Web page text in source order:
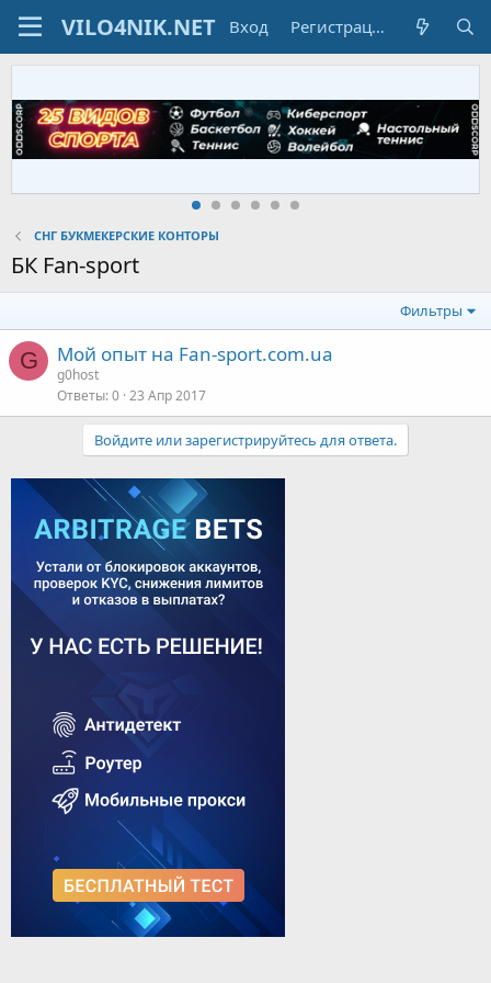
Вход Регистрация
СНГ БУКМЕКЕРСКИЕ КОНТОРЫ
БК Fan-sport
Фильтры
G Мой опыт на Fan-sport.com.ua
g0host
Ответы 0 23 Апр 2017
Войдите или зарегистрируйтесь для ответа.